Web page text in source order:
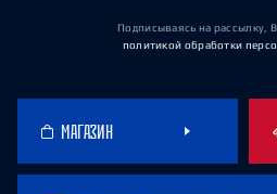
Подписываясь на рассылку,
политикой обработки
МАГАЗИН